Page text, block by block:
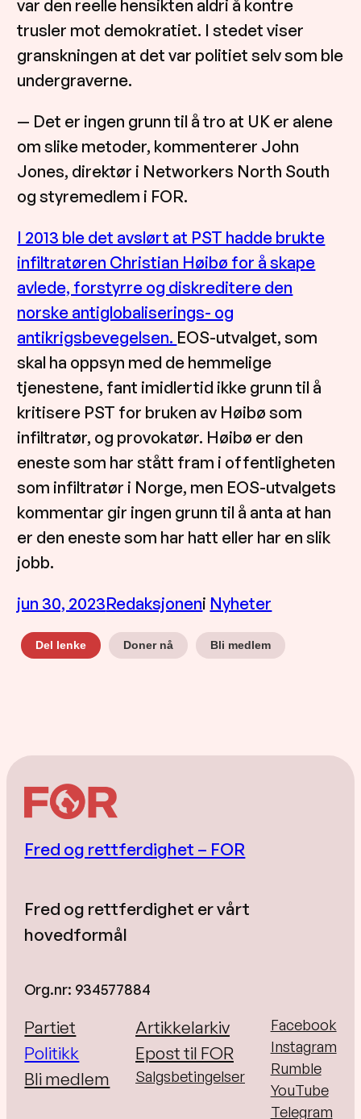
var den reelle hensikten aldri å kontre
trusler mot demokratiet. I stedet viser
granskningen at det var politiet selv som ble
undergraverne.
— Det er ingen grunn til å tro at UK er alene
om slike metoder, kommenterer John
Jones, direktør i Networkers North South
og styremedlem i FOR.
I 2013 ble det avslørt at PST hadde brukte
infiltratøren Christian Høibø for å skape
avlede, forstyrre og diskreditere den
norske antiglobaliserings- og
antikrigsbevegelsen. EOS-utvalget, som
skal ha oppsyn med de hemmelige
tjenestene, fant imidlertid ikke grunn til å
kritisere PST for bruken av Høibø som
infiltratør, og provokatør. Høibø er den
eneste som har stått fram i offentligheten
som infiltratør i Norge, men EOS-utvalgets
kommentar gir ingen grunn til å anta at han
er den eneste som har hatt eller har en slik
jobb.
jun 30, 2023Redaksjoneni Nyheter
Del lenke Doner nå Bli medlem
Fred og rettferdighet – FOR
Fred og rettferdighet er vårt
hovedformål
Org.nr: 934577884
Partiet
Politikk
Bli medlem
Artikkelarkiv
Epost til FOR
Salgsbetingelser
Facebook
Instagram
Rumble
YouTube
Telegram